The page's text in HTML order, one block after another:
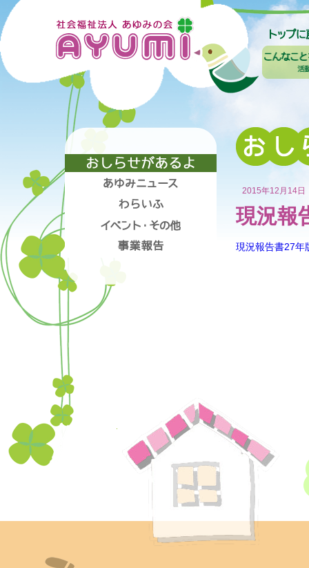
2015年12月14日
現況報
現況報告書27年